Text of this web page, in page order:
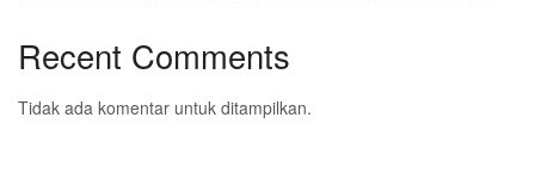
Recent Comments
Tidak ada komentar untuk ditampilkan.